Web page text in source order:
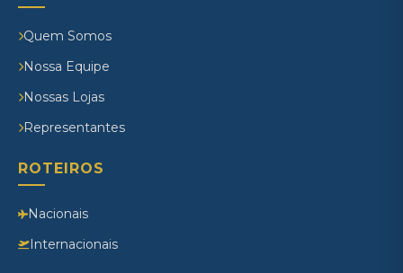
Quem Somos
Nossa Equipe
Nossas Lojas
Representantes
ROTEIROS
Nacionais
Internacionais